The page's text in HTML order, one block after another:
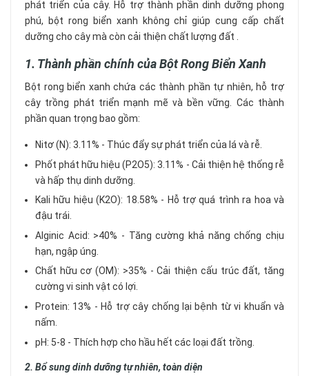
phát triển của cây. Hỗ trợ thành phần dinh dưỡng phong
phú, bột rong biển xanh không chỉ giúp cung cấp chất
dưỡng cho cây mà còn cải thiện chất lượng đất .
1. Thành phần chính của Bột Rong Biển Xanh
Bột rong biển xanh chứa các thành phần tự nhiên, hỗ trợ
cây trồng phát triển mạnh mẽ và bền vững. Các thành
phần quan trọng bao gồm:
Nitơ (N): 3.11% - Thúc đẩy sự phát triển của lá và rễ.
Phốt phát hữu hiệu (P2O5): 3.11% - Cải thiện hệ thống rễ
và hấp thụ dinh dưỡng.
Kali hữu hiệu (K2O): 18.58% - Hỗ trợ quá trình ra hoa và
đậu trái.
Alginic Acid: >40% - Tăng cường khả năng chống chịu
hạn, ngập úng.
Chất hữu cơ (OM): >35% - Cải thiện cấu trúc đất, tăng
cường vi sinh vật có lợi.
Protein: 13% - Hỗ trợ cây chống lại bệnh từ vi khuẩn và
nấm.
pH: 5-8 - Thích hợp cho hầu hết các loại đất trồng.
2. Bổ sung dinh dưỡng tự nhiên, toàn diện